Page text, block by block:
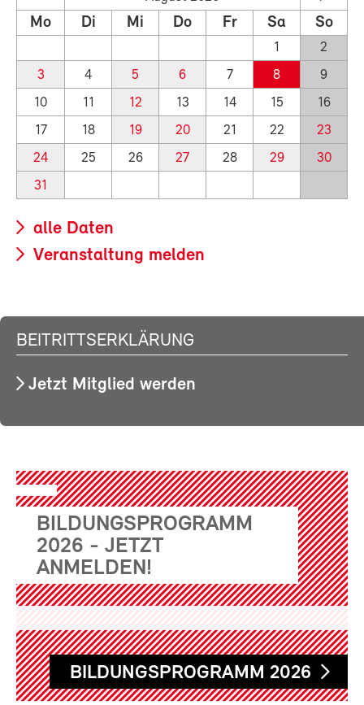
Mo Di Mi Do Fr Sa So
1
2
3
4 5 6 7 8
9
10
11 12 13 14 15
16
17
18 19 20 21 22
23
24
25 26 27 28 29
30
31
alle Daten
Veranstaltung melden
BEITRITTSERKLÄRUNG
Jetzt Mitglied werden
BILDUNGSPROGRAMM
2026 - JETZT
ANMELDEN!
BILDUNGSPROGRAMM 2026